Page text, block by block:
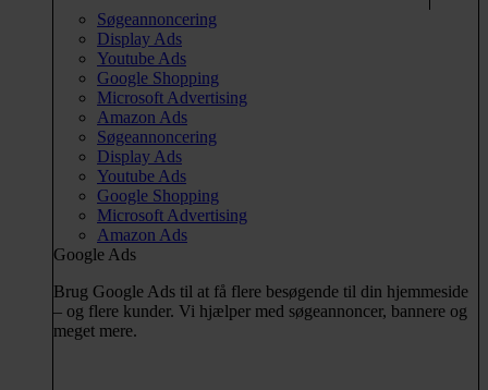
Søgeannoncering
Display Ads
Youtube Ads
Google Shopping
Microsoft Advertising
Amazon Ads
Søgeannoncering
Display Ads
Youtube Ads
Google Shopping
Microsoft Advertising
Amazon Ads
Google Ads
Brug Google Ads til at få flere besøgende til din hjemmeside
– og flere kunder. Vi hjælper med søgeannoncer, bannere og
meget mere.